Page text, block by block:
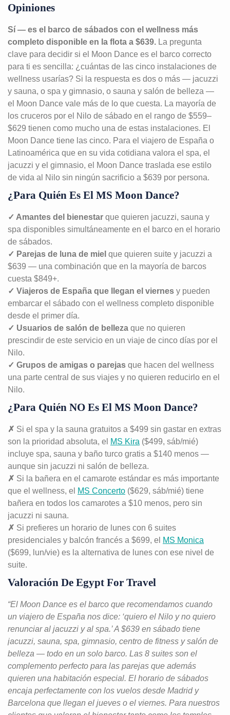
Opiniones
Sí — es el barco de sábados con el wellness más
completo disponible en la flota a $639. La pregunta
clave para decidir si el Moon Dance es el barco correcto
para ti es sencilla: ¿cuántas de las cinco instalaciones de
wellness usarías? Si la respuesta es dos o más — jacuzzi
y sauna, o spa y gimnasio, o sauna y salón de belleza —
el Moon Dance vale más de lo que cuesta. La mayoría de
los cruceros por el Nilo de sábado en el rango de $559–
$629 tienen como mucho una de estas instalaciones. El
Moon Dance tiene las cinco. Para el viajero de España o
Latinoamérica que en su vida cotidiana valora el spa, el
jacuzzi y el gimnasio, el Moon Dance traslada ese estilo
de vida al Nilo sin ningún sacrificio a $639 por persona.
¿Para Quién Es El MS Moon Dance?
✓ Amantes del bienestar que quieren jacuzzi, sauna y
spa disponibles simultáneamente en el barco en el horario
de sábados.
✓ Parejas de luna de miel que quieren suite y jacuzzi a
$639 — una combinación que en la mayoría de barcos
cuesta $849+.
✓ Viajeros de España que llegan el viernes y pueden
embarcar el sábado con el wellness completo disponible
desde el primer día.
✓ Usuarios de salón de belleza que no quieren
prescindir de este servicio en un viaje de cinco días por el
Nilo.
✓ Grupos de amigas o parejas que hacen del wellness
una parte central de sus viajes y no quieren reducirlo en el
Nilo.
¿Para Quién NO Es El MS Moon Dance?
✗ Si el spa y la sauna gratuitos a $499 sin gastar en extras
son la prioridad absoluta, el
MS Kira ($499, sáb/mié)
incluye spa, sauna y baño turco gratis a $140 menos —
aunque sin jacuzzi ni salón de belleza.
✗ Si la bañera en el camarote estándar es más importante
que el wellness, el
MS Concerto ($629, sáb/mié) tiene
bañera en todos los camarotes a $10 menos, pero sin
jacuzzi ni sauna.
✗ Si prefieres un horario de lunes con 6 suites
presidenciales y balcón francés a $699, el
MS Monica
($699, lun/vie) es la alternativa de lunes con ese nivel de
suite.
Valoración De Egypt For Travel
“El Moon Dance es el barco que recomendamos cuando
un viajero de España nos dice: ‘quiero el Nilo y no quiero
renunciar al jacuzzi y al spa.’ A $639 en sábado tiene
jacuzzi, sauna, spa, gimnasio, centro de fitness y salón de
belleza — todo en un solo barco. Las 8 suites son el
complemento perfecto para las parejas que además
quieren una habitación especial. El horario de sábados
encaja perfectamente con los vuelos desde Madrid y
Barcelona que llegan el jueves o el viernes. Para nuestros